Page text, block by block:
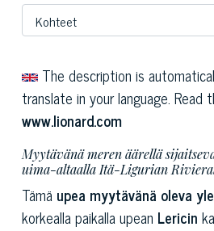
The description is
translate in your language. Read
www.lionard.com
Myytävänä meren äärellä
uima-altaalla Itä-Ligurian
Tämä upea myytävänä oleva
korkealla paikalla upean Lericin